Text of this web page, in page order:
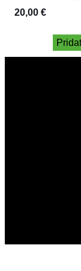
20,00 €